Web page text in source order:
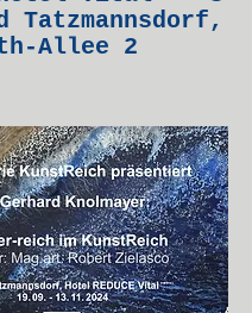
Tatzmannsdorf,
Allee 2